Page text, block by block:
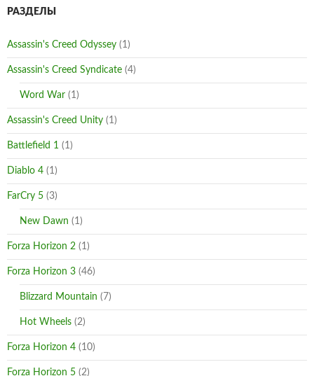
РАЗДЕЛЫ
Assassin's Creed Odyssey (1)
Assassin's Creed Syndicate (4)
Word War (1)
Assassin's Creed Unity (1)
Battlefield 1 (1)
Diablo 4 (1)
FarCry 5 (3)
New Dawn (1)
Forza Horizon 2 (1)
Forza Horizon 3 (46)
Blizzard Mountain (7)
Hot Wheels (2)
Forza Horizon 4 (10)
Forza Horizon 5 (2)